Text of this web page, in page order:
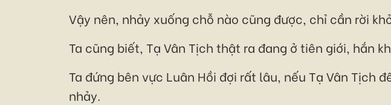
Vậy nên, nhảy xuống chỗ nào cũng được, chỉ cần rời
Ta cũng biết, Tạ Vân Tịch thật ra đang ở tiên giới, hắn
Ta đứng bên vực Luân Hồi đợi rất lâu, nếu Tạ Vân
nhảy.